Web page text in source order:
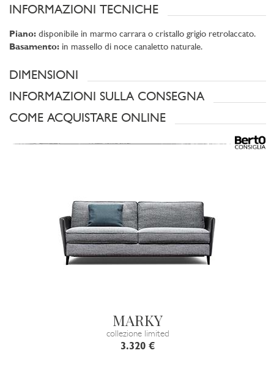
INFORMAZIONI TECNICHE
Piano: disponibile in marmo carrara o cristallo grigio retrolaccato.
Basamento: in massello di noce canaletto naturale.
DIMENSIONI
INFORMAZIONI SULLA CONSEGNA
COME ACQUISTARE ONLINE
MARKY
collezione limited
3.320 €